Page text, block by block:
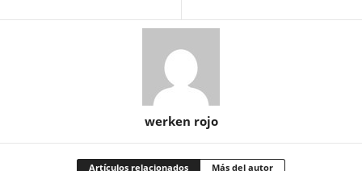
werken rojo
Artículos relacionados Más del autor